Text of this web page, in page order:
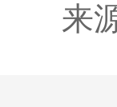
来